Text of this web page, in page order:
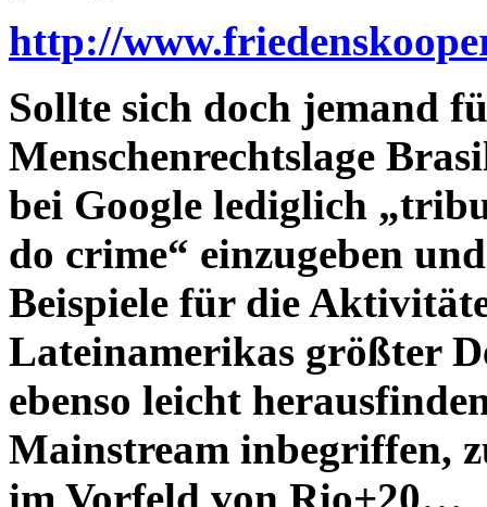
http://
Sollte sich doch jemand
Menschenrechtslage
bei Google lediglich
do crime“ einzugeben
Beispiele für die
Lateinamerikas größter
ebenso leicht
Mainstream inbegriffen,